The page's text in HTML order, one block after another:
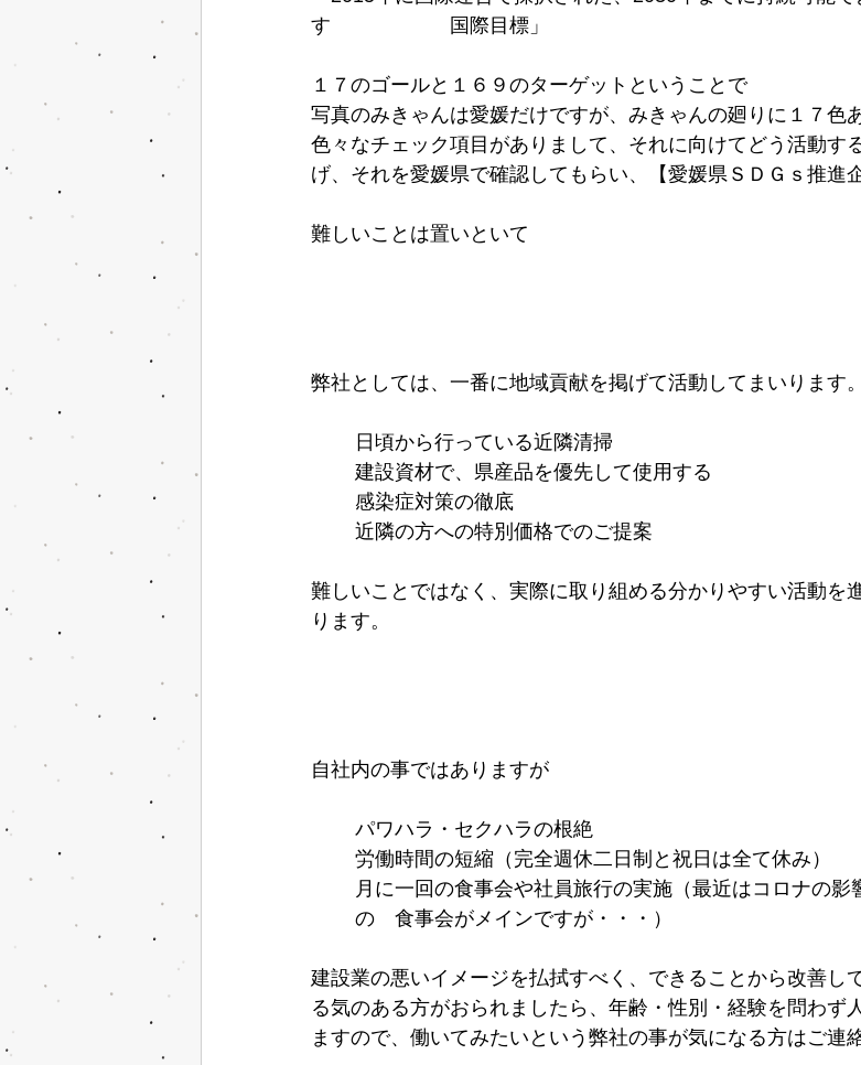
す　　　　　　国際目標」
１７のゴールと１６９のターゲットということで
写真のみきゃんは愛媛だけですが、みきゃんの廻りに１７色
色々なチェック項目がありまして、それに向けてどう活動す
げ、それを愛媛県で確認してもらい、【愛媛県ＳＤＧｓ推進
難しいことは置いといて
弊社としては、一番に地域貢献を掲げて活動してまいります。
日頃から行っている近隣清掃
建設資材で、県産品を優先して使用する
感染症対策の徹底
近隣の方への特別価格でのご提案
難しいことではなく、実際に取り組める分かりやすい活動を
ります。
自社内の事ではありますが
パワハラ・セクハラの根絶
労働時間の短縮（完全週休二日制と祝日は全て休み）
月に一回の食事会や社員旅行の実施（最近はコロナの
の　食事会がメインですが・・・）
建設業の悪いイメージを払拭すべく、できることから改善し
る気のある方がおられましたら、年齢・性別・経験を問わず
ますので、働いてみたいという弊社の事が気になる方はご連